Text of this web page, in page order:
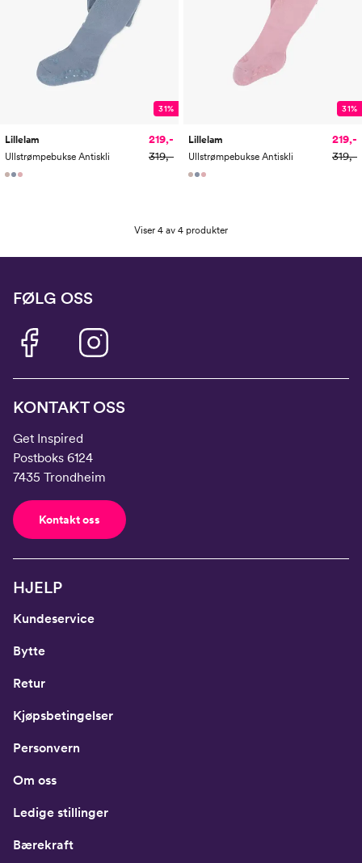
31%
Lillelam
Ullstrømpebukse Antiskli
219,-
319,-
31%
Lillelam
Ullstrømpebukse Antiskli
219,-
319,-
Viser 4 av 4 produkter
FØLG OSS
KONTAKT OSS
Get Inspired
Postboks 6124
7435 Trondheim
Kontakt oss
HJELP
Kundeservice
Bytte
Retur
Kjøpsbetingelser
Personvern
Om oss
Ledige stillinger
Bærekraft